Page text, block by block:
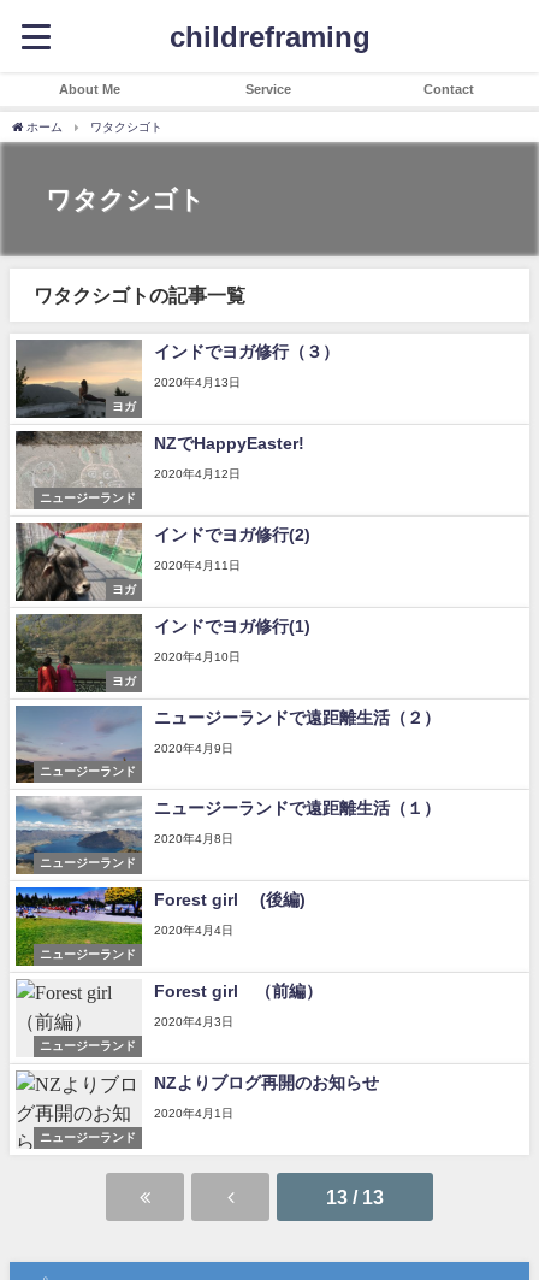
childreframing
About Me Service Contact
ホーム ワタクシゴト
ワタクシゴト
ワタクシゴトの記事一覧
ヨガ
インドでヨガ修行（３）
2020年4月13日
ニュージーランド
NZでHappyEaster!
2020年4月12日
ヨガ
インドでヨガ修行(2)
2020年4月11日
ヨガ
インドでヨガ修行(1)
2020年4月10日
ニュージーランド
ニュージーランドで遠距離生活（２）
2020年4月9日
ニュージーランド
ニュージーランドで遠距離生活（１）
2020年4月8日
ニュージーランド
Forest girl (後編)
2020年4月4日
ニュージーランド
Forest girl （前編）
2020年4月3日
ニュージーランド
NZよりブログ再開のお知らせ
2020年4月1日
13 / 13